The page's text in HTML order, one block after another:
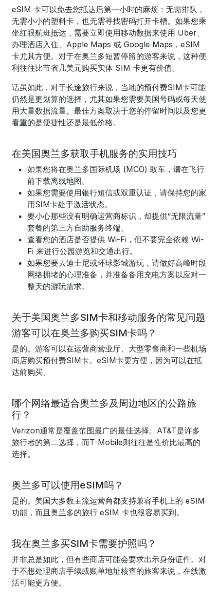
eSIM 卡可以免去您抵达后第一小时的麻烦：无需排队，
无需小小的塑料卡，也无需寻找密码打开卡槽。如果您乘
坐红眼航班抵达，需要立即使用移动数据来使用 Uber、
办理酒店入住、Apple Maps 或 Google Maps，eSIM
卡尤其方便。对于在奥兰多短暂停留的游客来说，这种便
利往往比节省几美元购买实体 SIM 卡更有价值。
话虽如此，对于长途旅行来说，当地的预付费SIM卡可能
仍然是更划算的选择，尤其如果您需要美国号码或每天使
用大量数据流量。最佳方案取决于您的停留时间以及您更
看重的是便捷性还是最低价格。
在美国奥兰多获取手机服务的实用技巧
如果您将在奥兰多国际机场 (MCO) 取车，请在飞行
前下载离线地图。
如果您需要使用银行短信或双重认证，请保持您的家
用SIM卡处于激活状态。
要小心那些没有明确运营商标识，却提供“无限流量”
套餐的第三方自助服务终端。
查看您的酒店是否提供 Wi-Fi，但不要完全依赖 Wi-
Fi 来进行公园游览和交通出行。
如果您要去迪士尼或环球影城游玩，请做好高峰时段
网络拥堵的心理准备，并准备备用充电方案以应对一
整天的游玩需求。
关于美国奥兰多SIM卡和移动服务的常见问题
游客可以在奥兰多购买SIM卡吗？
是的。游客可以在运营商营业厅、大型零售商和一些机场
商店购买预付费SIM卡。eSIM卡更方便，因为可以在抵
达前购买。
哪个网络最适合奥兰多及周边地区的公路旅
行？
Verizon通常是覆盖范围最广的最佳选择。AT&T是许多
旅行者的第二选择，而T-Mobile则往往是性价比最高的
选择。
奥兰多可以使用eSIM吗？
是的。美国大多数主流运营商都支持兼容手机上的 eSIM
功能，而且奥兰多的旅行 eSIM 卡也很容易买到。
我在奥兰多买SIM卡需要护照吗？
并非总是如此，但有些商店可能会要求出示身份证件。对
于不想处理商店手续或账单地址核查的旅客来说，在线激
活可能更方便。